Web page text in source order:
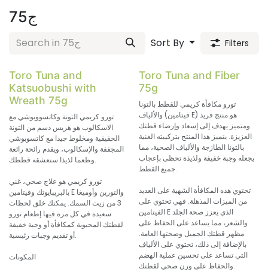
75ج
Sort By Filters
Toro Tuna and
Katsuobushi with
Wreath 75g
تورو كريمي التونة وكاتسووبوشي مع
الاسكالوب هو هريس دسم من التونة
الحقيقية ومخلوط جيدا مع كاتسوبوشي
المجففة والإسكالوب، ويقدم رائحة رائعة
وطعما لذيذا ستعشقه قططك.
تورو كريمي هو علاج صحي، غني
بالبريبايوتك وفيتامين E والتورين وأوميغا
3 من زيت السمك. يمكنك خلق لحظات
سعيدة في كل مرة فيها إطعام تورو
لقطتك المحبوبة كمكافأة أو وجبة خفيفة
أو تقديم وجبات رئيسية.
المكونات
Toro Tuna and Fiber
75g
تورو مكافأة كريمي للقطط بالتونا
والألياف (فيتامين E) هو منتج فريد
ومتميز يهدف إلى إسعاد وإرضاء قطتك
العزيزة. يتميز هذا المنتج بتركيبته الغنية
بالتونا الطازجة والألياف الصحية، مما
يجعله وجبة خفيفة ولذيذة تحظى بإعجاب
جميع القطط.
تحتوي هذه المكافأة الشهية على العديد
من الميزات المذهلة. فهي تحتوي على
الفيتامين E الذي يعزز صحة الجلد
والشعر، مما يساعد على الحفاظ على
مظهر قطتك الجميل وصحتها العامة.
بالإضافة إلى ذلك، تحتوي على الألياف
التي تساعد على تحسين عملية الهضم
والحفاظ على وزن صحي لقطتك.